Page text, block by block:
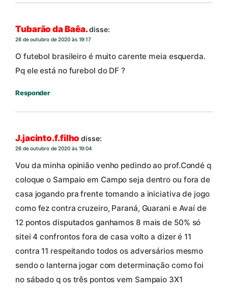
Tubarão da Baêa.disse:
26 de outubro de 2020 às 19:17
O futebol brasileiro é muito carente meia esquerda.
Pq ele está no furebol do DF ?
Responder
J.jacinto.f.filho disse:
26 de outubro de 2020 às 19:04
Vou da minha opinião venho pedindo ao prof.Condé q
coloque o Sampaio em Campo seja dentro ou fora de
casa jogando pra frente tomando a iniciativa de jogo
como fez contra cruzeiro, Paraná, Guarani e Avaí de
12 pontos disputados ganhamos 8 mais de 50% só
sitei 4 confrontos fora de casa volto a dizer é 11
contra 11 respeitando todos os adversários mesmo
sendo o lanterna jogar com determinação como foi
no sábado q os três pontos vem Sampaio 3X1